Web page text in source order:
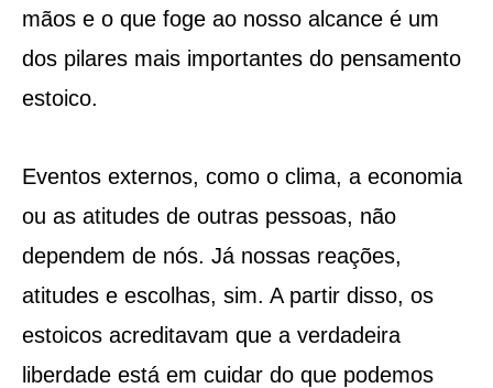
mãos e o que foge ao nosso alcance é um
dos pilares mais importantes do pensamento
estoico.
Eventos externos, como o clima, a economia
ou as atitudes de outras pessoas, não
dependem de nós. Já nossas reações,
atitudes e escolhas, sim. A partir disso, os
estoicos acreditavam que a verdadeira
liberdade está em cuidar do que podemos